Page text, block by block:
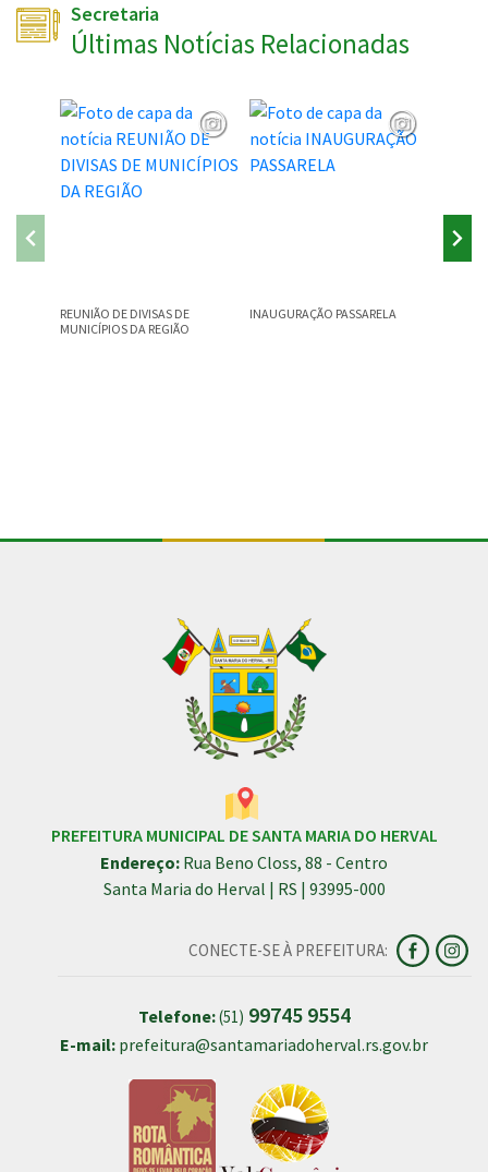
Secretaria
Últimas Notícias Relacionadas
REUNIÃO DE DIVISAS DE
MUNICÍPIOS DA REGIÃO
INAUGURAÇÃO PASSARELA
PREFEITURA MUNICIPAL DE SANTA MARIA DO HERVAL
Endereço: Rua Beno Closs, 88 - Centro
Santa Maria do Herval | RS | 93995-000
CONECTE-SE À PREFEITURA:
Telefone:(51) 99745 9554
E-mail: prefeitura@santamariadoherval.rs.gov.br